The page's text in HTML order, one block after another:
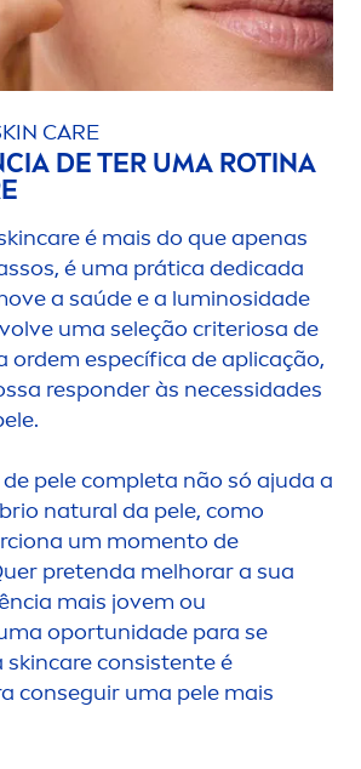
CARE
DE TER UMA ROTINA
careé mais do que apenas
é uma prática dedicada
a saúde e a luminosidade
uma seleção criteriosa de
ordem específica de aplicação,
responder às necessidades
pele completa não só ajuda a
natural da pele, como
um momento de
pretenda melhorar a sua
mais jovem ou
oportunidade para se
skincareconsistente é
conseguir uma pele mais